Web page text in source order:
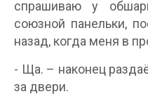
спрашиваю у
союзной панельки,
назад, когда меня в
- Ща. – наконец
за двери.